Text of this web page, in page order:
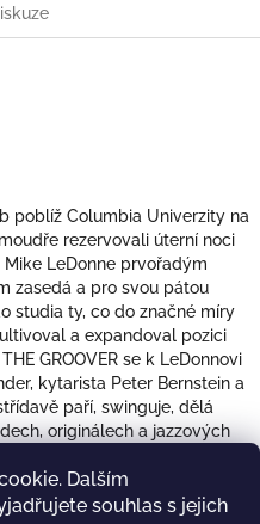
Dalším
souhlas s jejich
poblíž Columbia Univerzity na
rezervovali úterní noci
LeDonne prvořadým
zasedá a pro svou pátou
studia ty, co do značné míry
a expandoval pozici
GROOVER se k LeDonnovi
kytarista Peter Bernstein a
paří, swinguje, dělá
originálech a jazzových
jazzových varhan nemělo nikdy
požehnaných rukou zůstává